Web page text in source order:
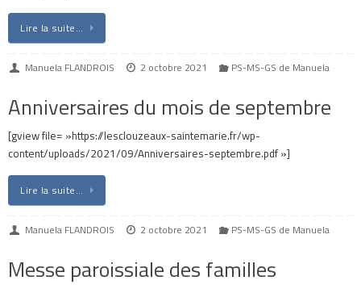
Lire la suite…
Manuela FLANDROIS 2 octobre 2021 PS-MS-GS de Manuela
Anniversaires du mois de septembre
[gview file= »https://lesclouzeaux-saintemarie.fr/wp-
content/uploads/2021/09/Anniversaires-septembre.pdf »]
Lire la suite…
Manuela FLANDROIS 2 octobre 2021 PS-MS-GS de Manuela
Messe paroissiale des familles